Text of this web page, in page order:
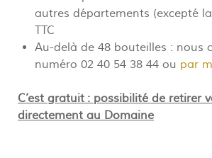
autres départements (excepté
TTC
Au-delà de 48 bouteilles : nous
numéro 02 40 54 38 44 ou par
C’est gratuit : possibilité de retirer
directement au Domaine